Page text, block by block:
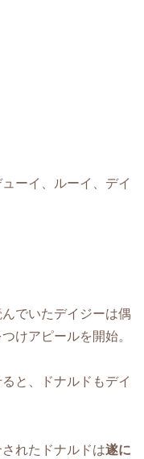
ーイ、ルーイ、デイ
んでいたデイジーは偶
けアピールを開始。
と、ドナルドもデイ
れたドナルドは遂に